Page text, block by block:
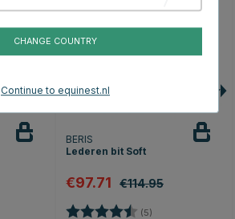
BERIS
Lederen bit Soft
€97.71 €114.95
Beoordeling: (5)
CHANGE COUNTRY
Continue to equinest.nl